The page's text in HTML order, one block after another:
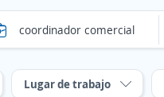
Lugar de trabajo